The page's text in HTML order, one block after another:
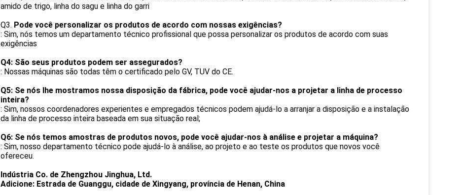
amido de trigo, linha do sagu e linha do garri
Q3. Pode você personalizar os produtos de acordo com nossas exigências?
: Sim, nós temos um departamento técnico profissional que possa personalizar os produtos de acordo com suas
exigências
Q4: São seus produtos podem ser assegurados?
: Nossas máquinas são todas têm o certificado pelo GV, TUV do CE.
Q5: Se nós lhe mostramos nossa disposição da fábrica, pode você ajudar-nos a projetar a linha de processo
inteira?
: Sim, nossos coordenadores experientes e empregados técnicos podem ajudá-lo a arranjar a disposição e a instalação
da linha de processo inteira baseada em sua situação real;
Q6: Se nós temos amostras de produtos novos, pode você ajudar-nos à análise e projetar a máquina?
: Sim, nosso departamento técnico pode ajudá-lo à análise, ao projeto e ao teste os produtos que novos você
ofereceu.
Indústria Co. de Zhengzhou Jinghua, Ltd.
Adicione: Estrada de Guanggu, cidade de Xingyang, província de Henan, China